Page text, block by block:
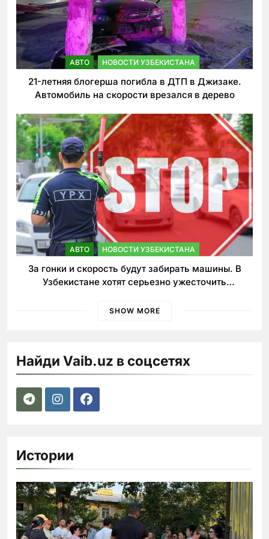
АВТО НОВОСТИ УЗБЕКИСТАНА
21-летняя блогерша погибла в ДТП в Джизаке.
Автомобиль на скорости врезался в дерево
АВТО НОВОСТИ УЗБЕКИСТАНА
За гонки и скорость будут забирать машины. В
Узбекистане хотят серьезно ужесточить
SHOW MORE
Найди Vaib.uz в соцсетях
Истории